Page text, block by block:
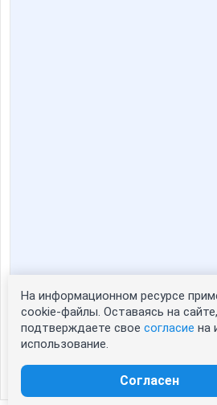
Статистика портрета:
сейчас просматривают портрет - 0
зарегистрированные пользователи
На информационном ресурсе
cookie-файлы. Оставаясь на
подтверждаете свое согласие на
использование.
Согласен